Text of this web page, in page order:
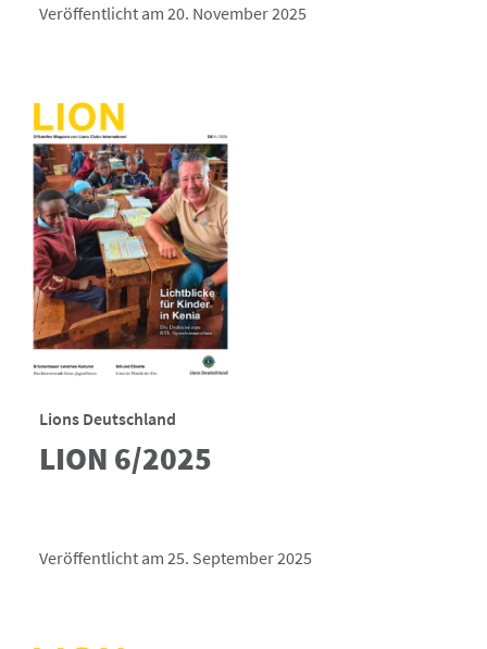
Veröffentlicht am 20. November 2025
Lions Deutschland
LION 6/2025
Veröffentlicht am 25. September 2025